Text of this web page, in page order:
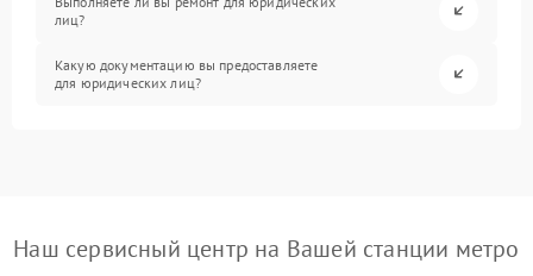
лиц?
Какую документацию вы предоставляете
для юридических лиц?
Наш сервисный центр на Вашей станции метро